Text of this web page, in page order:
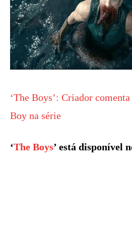
‘The Boys’: Criador
Boy na série
‘The Boys’ está disponível